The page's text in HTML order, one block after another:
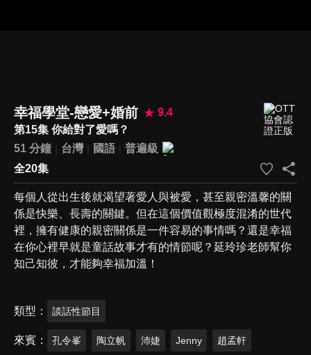
幸福學堂-戀愛+婚前
9.4
第15集 你給對了愛嗎？
51 分鐘
台灣 國語
普遍級
全20集
每個人從出生後就渴望著愛人與被愛，甚至親密溫馨的關
係是快樂、長壽的關鍵。但在這個價值觀極度混淆的世代
裡，擁有健康的親密關係是一件容易的事情嗎？還是幸福
在你心裡早就是童話故事才有的情節呢？延玲珍老師幫你
知己知彼，才能夠幸福加溫！
類型 談話性節目
來賓 孔令峯 陶立帆 沛婕 Jenny 趙孟軒